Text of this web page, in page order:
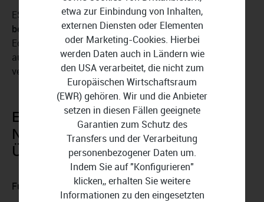
ESET Home Security Essential - 1 Nutzer 1 Jahr
beeinträchtigt die Leistung Ihres Systems nicht
Echtzeit-Schutz arbeitet mit Scans, die im Hintergrund
ausgeführt werden, ohne Ihre Geräte merklich zu
verlangsamen.
ESET Home Security Essential - 1
Nutzer 1 Jahr Download in der
Übersicht:
Funktionen für Windows
etwa zur Einbindung von Inhalten,
externen Diensten oder Elementen
oder Marketing-Cookies. Hierbei
werden Daten auch in Ländern wie
den USA verarbeitet, die nicht zum
Europäischen Wirtschaftsraum
(EWR) gehören. Wir und die Anbieter
setzen in diesen Fällen geeignete
Garantien zum Schutz des
Transfers und der Verarbeitung
personenbezogener Daten um.
Indem Sie auf "Konfigurieren"
klicken,, erhalten Sie weitere
Informationen zu den eingesetzten